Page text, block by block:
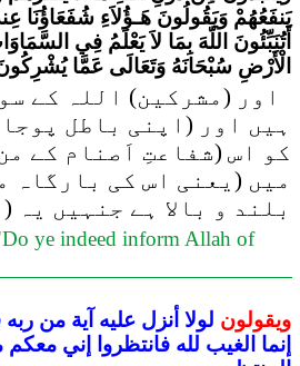
يَنفَعُهُمْ وَيَقُولُونَ هَـؤُلاَءِ شُفَعَاؤُنَا
أَتُنَبِّئُونَ اللّهَ بِمَا لاَ يَعْلَمُ فِي
الْأَرْضِ سُبْحَانَهُ وَتَعَالَى عَمَّا
اور (مشرکین) اللہ کے
ہیں اور (اپنی باطل
کو اس (شفاعتِ اَصنام کے
میں (یعنی اس کی بارگاہ
بلند و بالا ہے جنہیں
ye indeed inform Allah of
ويقولون لولا أنزل عليه آية من ربه
إنما الغيب لله فانتظروا إني معكم